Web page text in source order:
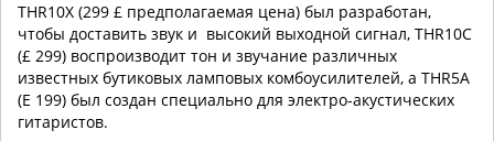
THR10X (299 £ предполагаемая цена) был разработан,
чтобы доставить звук и высокий выходной сигнал, THR10C
(£ 299) воспроизводит тон и звучание различных
известных бутиковых ламповых комбоусилителей, а THR5A
(Е 199) был создан специально для электро-акустических
гитаристов.